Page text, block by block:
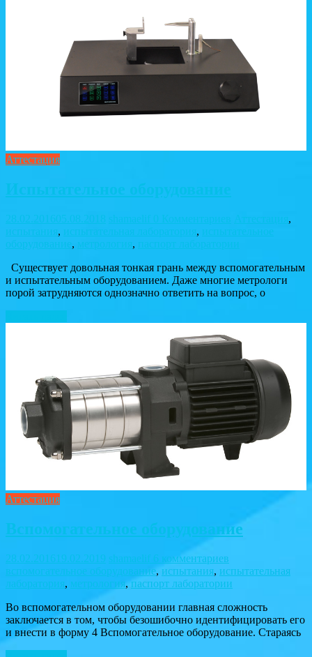
Аттестация
Испытательное оборудование
,
, ,
оборудование , ,
Существует довольная тонкая грань между вспомогательным
и испытательным оборудованием. Даже многие метрологи
порой затрудняются однозначно ответить на вопрос, о
Аттестация
Вспомогательное оборудование
28.02.2016
6 комментариев
вспомогательное оборудование, испытания, испытательная
, метрология,паспорт лаборатории
Во вспомогательном оборудовании главная сложность
заключается в том, чтобы безошибочно идентифицировать его
и внести в форму 4 Вспомогательное оборудование. Стараясь